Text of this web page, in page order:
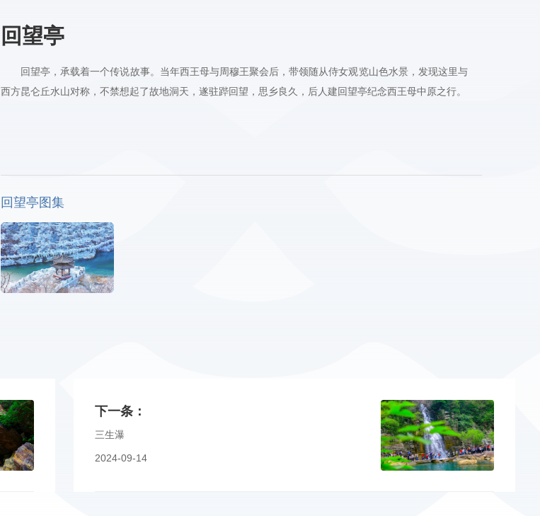
回望亭
回望亭，承载着一个传说故事。当年西王母与周穆王聚会后，带领随从侍女观览山色水景，发现这里与
西方昆仑丘水山对称，不禁想起了故地洞天，遂驻跸回望，思乡良久，后人建回望亭纪念西王母中原之行。
回望亭图集
下一条：
三生瀑
2024-09-14